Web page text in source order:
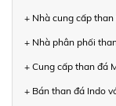
+ Nhà cung cấp
+ Nhà phân phối
+ Cung cấp than đá
+ Bán than đá Indo